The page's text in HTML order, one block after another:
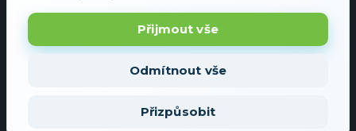
Přijmout vše
Odmítnout vše
Přizpůsobit